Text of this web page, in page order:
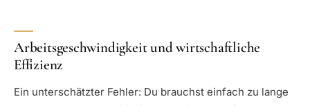
Arbeitsgeschwindigkeit und wirtschaftliche
Effizienz
Ein unterschätzter Fehler: Du brauchst einfach zu lange